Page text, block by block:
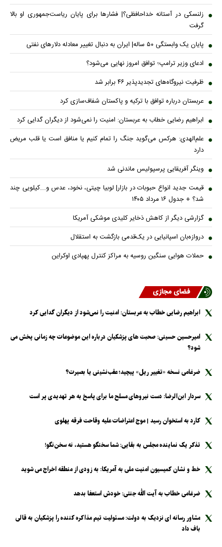
زلنسکی در آستانه خداحافظی؟| فشارها برای پایان ریاست‌جمهوری او بالا
گرفت
پایان یک وابستگی ۵۰ ساله| ایران به دنبال تغییر معادله دلارهای نفتی
ادعای وزیر ترامپ؛ توافق امروز نهایی می‌شود؟
ظرفیت نیروگاه‌های تجدیدپذیر ۴۶ برابر شد
عربستان درباره توافق با ترکیه و پاکستان شفاف‌سازی کرد
ابراهیم رضایی خطاب به عربستان: امنیت را نمی‌شود از دیگران گدایی کرد
علم‌الهدی: هرکس می‌گوید جنگ را تمام کنیم یا منافق است یا قلب مریض
دارد
وینگر آفریقایی پرسپولیس ماندنی شد
قیمت جدید انواع حبوبات در بازار| لوبیا چیتی، نخود، عدس و...کیلویی چند
شد؟ + جدول ۱۶ مرداد ۱۴۰۵
گزارشی دیگر از کاهش ذخایر کلیدی موشکی آمریکا
دروازه‌بان اسپانیایی در یک‌قدمی بازگشت به استقلال
حملات هوایی سنگین روسیه به مراکز کنترل پهپادی اوکراین
فضای مجازی
ابراهیم رضایی خطاب به عربستان: امنیت را نمی‌شود از دیگران گدایی کرد
امیرحسین حسینی: صحبت های پزشکیان درباره این موضوعات چه زمانی پخش می
شود؟
ضرغامی نسخه «تغییر ریل» پیچید؛ عقب‌نشینی یا بصیرت؟
سردار ابن‌الرضا: دست نیرو‌های مسلح ما برای پاسخ به هر تهدیدی پر است
کارد به استخوان رسید | موج اعتراضات علیه وقاحت فرقه پهلوی
تذکر یک نماینده مجلس به بقایی: شما سخنگو هستید، نه سخن‌نگو!
خط و نشان کمیسیون امنیت ملی به آمریکا: به زودی از منطقه اخراج می شوید
ضرغامی خطاب به آیت الله جنتی: خودش استعفا بدهد
مشاور رسانه ای نزدیک به دولت: مسئولیت تیم مذاکره کننده را پزشکیان به قالی
باف داد